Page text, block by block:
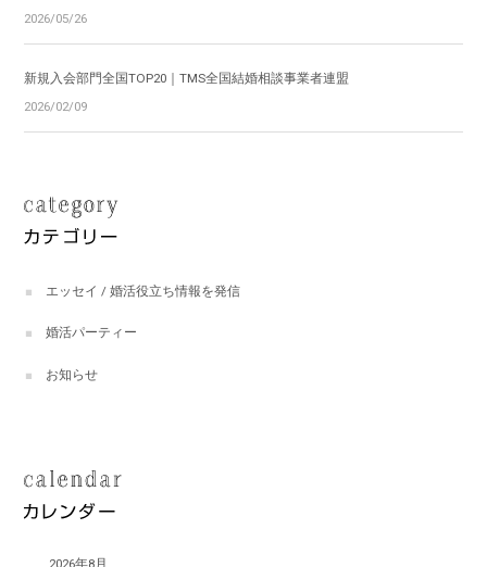
2026/05/26
新規入会部門全国TOP20｜TMS全国結婚相談事業者連盟
2026/02/09
エッセイ / 婚活役立ち情報を発信
婚活パーティー
お知らせ
2026年8月